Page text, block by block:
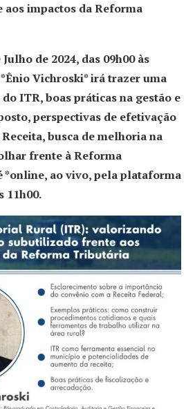
impactos da Reforma
de 2024, das 09h00 às
Vichroski* irá trazer uma
ITR, boas práticas na gestão e
perspectivas de efetivação
busca de melhoria na
frente à Reforma
*online, ao vivo, pela plataforma
11h00.